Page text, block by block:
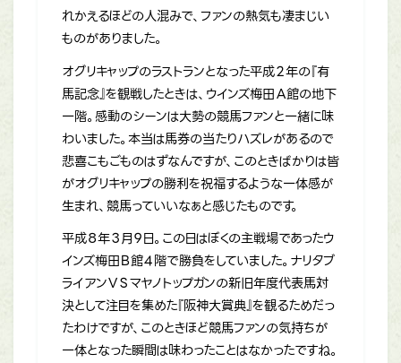
れかえるほどの人混みで、ファンの熱気も凄まじい
ものがありました。
オグリキャップのラストランとなった平成２年の『有
馬記念』を観戦したときは、ウインズ梅田Ａ館の地下
一階。感動のシーンは大勢の競馬ファンと一緒に味
わいました。本当は馬券の当たりハズレがあるので
悲喜こもごものはずなんですが、このときばかりは皆
がオグリキャップの勝利を祝福するような一体感が
生まれ、競馬っていいなぁと感じたものです。
平成８年３月９日。この日はぼくの主戦場であったウ
インズ梅田Ｂ館４階で勝負をしていました。ナリタブ
ライアンＶＳマヤノトップガンの新旧年度代表馬対
決として注目を集めた『阪神大賞典』を観るためだっ
たわけですが、このときほど競馬ファンの気持ちが
一体となった瞬間は味わったことはなかったですね。